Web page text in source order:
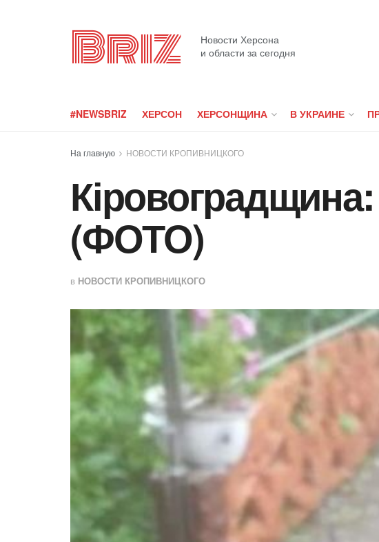
Briz
Новости Херсона
и области за сегодня
#NEWSBRIZ ХЕРСОН ХЕРСОНЩИНА В УКРАИНЕ
На главную НОВОСТИ КРОПИВНИЦКОГО
(ФОТО)
в НОВОСТИ КРОПИВНИЦКОГО